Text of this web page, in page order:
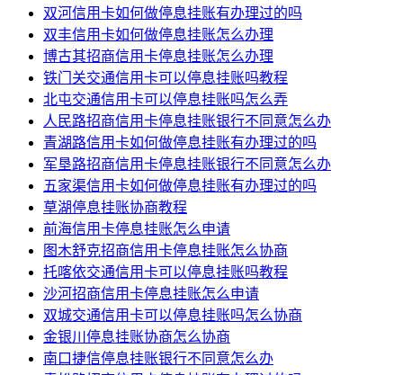
双河信用卡如何做停息挂账有办理过的吗
双丰信用卡如何做停息挂账怎么办理
博古其招商信用卡停息挂账怎么办理
铁门关交通信用卡可以停息挂账吗教程
北屯交通信用卡可以停息挂账吗怎么弄
人民路招商信用卡停息挂账银行不同意怎么办
青湖路信用卡如何做停息挂账有办理过的吗
军垦路招商信用卡停息挂账银行不同意怎么办
五家渠信用卡如何做停息挂账有办理过的吗
草湖停息挂账协商教程
前海信用卡停息挂账怎么申请
图木舒克招商信用卡停息挂账怎么协商
托喀依交通信用卡可以停息挂账吗教程
沙河招商信用卡停息挂账怎么申请
双城交通信用卡可以停息挂账吗怎么协商
金银川停息挂账协商怎么协商
南口捷信停息挂账银行不同意怎么办